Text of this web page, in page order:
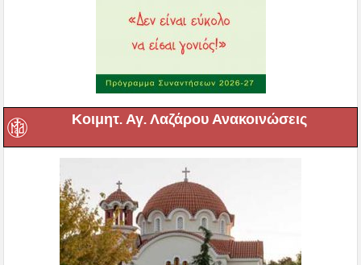
Κοιμητ. Αγ. Λαζάρου Ανακοινώσεις